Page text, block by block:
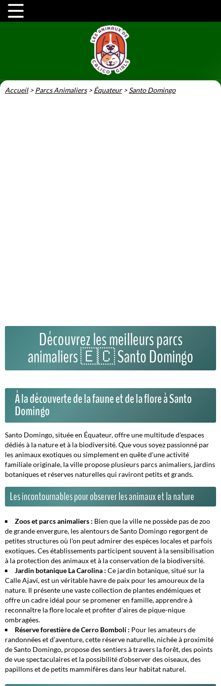
Accueil>Parcs Animaliers>Équateur>Santo Domingo
Découvrez les meilleurs parcs
animaliers 🇪🇨 Santo Domingo
À la découverte de la faune et de la flore à Santo
Domingo
Santo Domingo, située en Équateur, offre une multitude d'espaces
dédiés à la nature et à la biodiversité. Que vous soyez passionné par
les animaux exotiques ou simplement en quête d'une activité
familiale originale, la ville propose plusieurs parcs animaliers, jardins
botaniques et réserves naturelles qui raviront petits et grands.
Les incontournables pour observer les animaux et la nature
Zoos et parcs animaliers : Bien que la ville ne possède pas de zoo
de grande envergure, les alentours de Santo Domingo regorgent de
petites structures où l'on peut admirer des espèces locales et parfois
exotiques. Ces établissements participent souvent à la sensibilisation
à la protection des animaux et à la conservation de la biodiversité.
Jardin botanique La Carolina : Ce jardin botanique, situé sur la
Calle Ajaví, est un véritable havre de paix pour les amoureux de la
nature. Il présente une vaste collection de plantes endémiques et
offre un cadre idéal pour se promener en famille, apprendre à
reconnaître la flore locale et profiter d'aires de pique-nique
ombragées.
Réserve forestière de Cerro Bombolí : Pour les amateurs de
randonnées et d'aventure, cette réserve naturelle, nichée à proximité
de Santo Domingo, propose des sentiers à travers la forêt, des points
de vue spectaculaires et la possibilité d'observer des oiseaux, des
papillons et de petits mammifères dans leur habitat naturel.